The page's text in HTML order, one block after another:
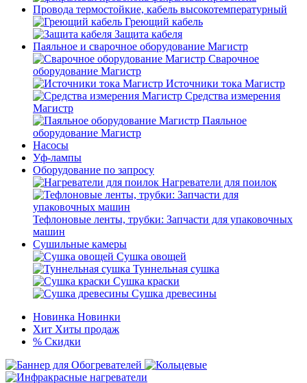
Провода термостойкие, кабель высокотемпературный
Греющий кабель
Защита кабеля
Паяльное и сварочное оборудование Магистр
Сварочное
оборудование Магистр
Источники тока Магистр
Средства измерения
Магистр
Паяльное
оборудование Магистр
Насосы
Уф-лампы
Оборудование по запросу
Нагреватели для поилок
Тефлоновые ленты, трубки: Запчасти для упаковочных
машин
Сушильные камеры
Сушка овощей
Туннельная сушка
Сушка краски
Сушка древесины
Новинка Новинки
Хит Хиты продаж
% Скидки